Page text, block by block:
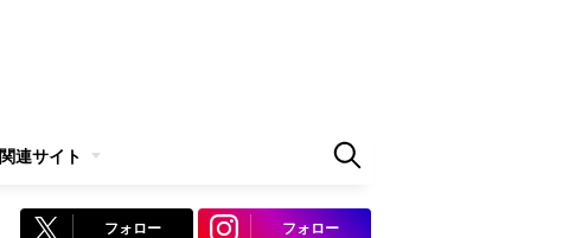
関連サイト
フォロー フォロー